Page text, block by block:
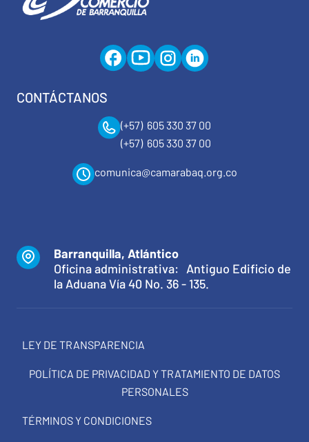
CONTÁCTANOS
(+57) 605 330 37 00
(+57) 605 330 37 00
comunica@camarabaq.org.co
Barranquilla, Atlántico
Oficina administrativa: Antiguo Edificio de
la Aduana Vía 40 No. 36 - 135.
LEY DE TRANSPARENCIA
POLÍTICA DE PRIVACIDAD Y TRATAMIENTO DE DATOS
PERSONALES
TÉRMINOS Y CONDICIONES